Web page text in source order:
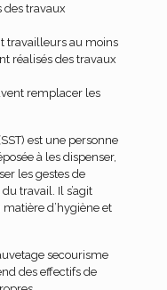
des travaux
travailleurs au moins
réalisés des travaux
remplacer les
est une personne
à les dispenser,
les gestes de
travail. Il s’agit
d’hygiène et
secourisme
des effectifs de